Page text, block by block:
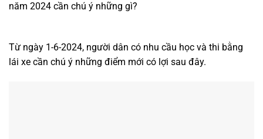
năm 2024 cần chú ý những gì?
Từ ngày 1-6-2024, người dân có nhu cầu học và thi bằng
lái xe cần chú ý những điểm mới có lợi sau đây.